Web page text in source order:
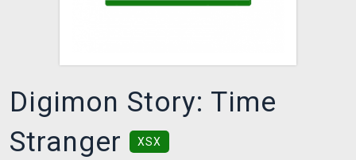
Digimon Story: Time
Stranger
XSX